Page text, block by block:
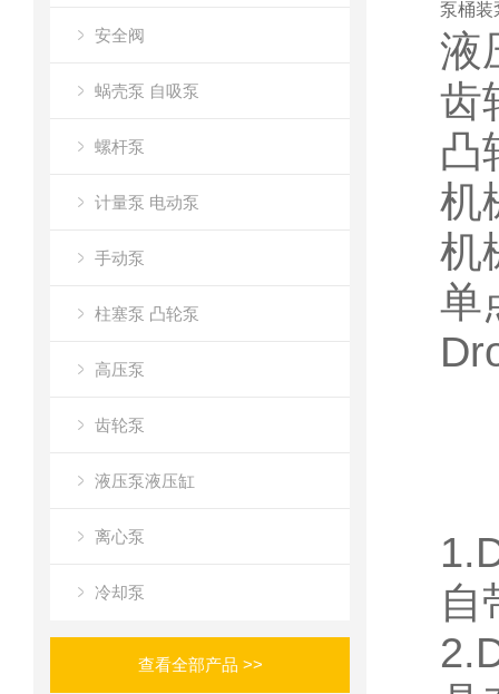
安全阀
蜗壳泵 自吸泵
螺杆泵
计量泵 电动泵
手动泵
柱塞泵 凸轮泵
高压泵
齿轮泵
液压泵液压缸
离心泵
冷却泵
查看全部产品 >>
泵桶装
液
齿
凸
机
机
单
自